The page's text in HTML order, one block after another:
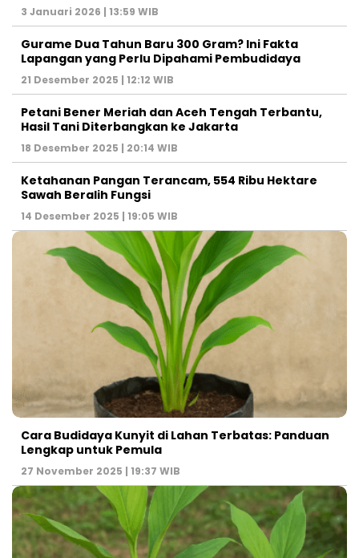
3 Januari 2026 | 13:59 WIB
Gurame Dua Tahun Baru 300 Gram? Ini Fakta
Lapangan yang Perlu Dipahami Pembudidaya
21 Desember 2025 | 12:12 WIB
Petani Bener Meriah dan Aceh Tengah Terbantu,
Hasil Tani Diterbangkan ke Jakarta
18 Desember 2025 | 20:14 WIB
Ketahanan Pangan Terancam, 554 Ribu Hektare
Sawah Beralih Fungsi
14 Desember 2025 | 19:05 WIB
Cara Budidaya Kunyit di Lahan Terbatas: Panduan
Lengkap untuk Pemula
27 November 2025 | 19:37 WIB